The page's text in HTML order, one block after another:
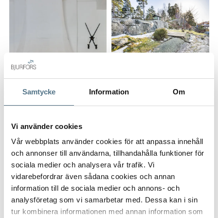
Samtycke Information Om
Vi använder cookies
Vår webbplats använder cookies för att anpassa innehåll
och annonser till användarna, tillhandahålla funktioner för
sociala medier och analysera vår trafik. Vi
vidarebefordrar även sådana cookies och annan
information till de sociala medier och annons- och
analysföretag som vi samarbetar med. Dessa kan i sin
tur kombinera informationen med annan information som
Det stilrena och praktiskt nyrenoverande köket erbjuder
generösa arbetsytor i ett stort utrymme – en naturlig
samlingsplats där både vardagens måltider och festliga
tillfällen får ta plats.
Bostaden rymmer dessutom rymliga och öppna vardagsrum
på båda planen, vilket skapar gott om utrymme för familjeliv
för grillkvällar, sociala stunder och lata sommardagar i soligt
sydläge - en perfekt plats för avkoppling och umgänge.
Badrummen är från byggåret, där har kommoder och kranar
redan blivit utbytta.
Här finns flera sovrum som ger flexibilitet för familjens olika
behov – oavsett om det handlar om barnrum, gästrum eller
ALLA BILDER (39)
PLANRITNING
VISA INNEHÅLL